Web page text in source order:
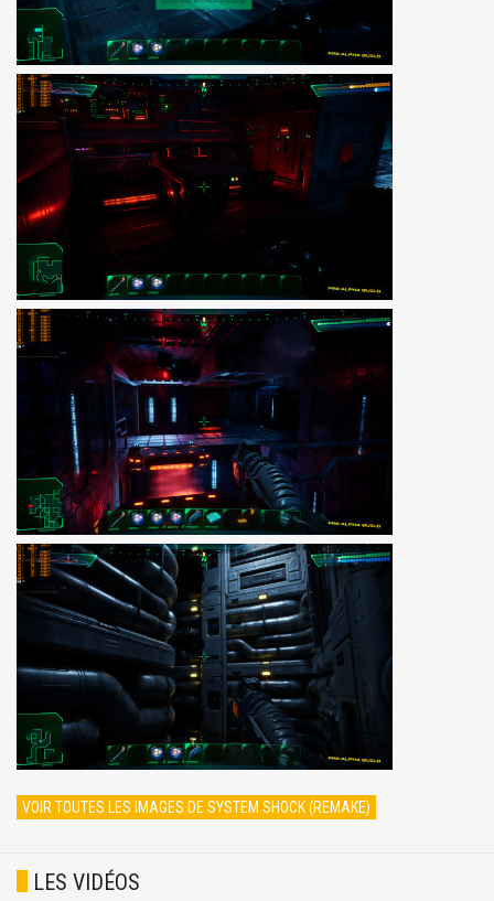
VOIR TOUTES LES IMAGES DE SYSTEM SHOCK (REMAKE)
LES VIDÉOS